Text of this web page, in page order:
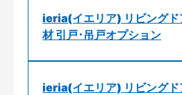
ieria(イエリア) リビングド
材 引戸･吊戸オプション
ieria(イエリア) リビングド